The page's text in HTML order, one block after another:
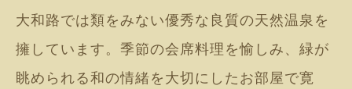
大和路では類をみない優秀な良質の天然温泉を
擁しています。季節の会席料理を愉しみ、緑が
眺められる和の情緒を大切にしたお部屋で寛